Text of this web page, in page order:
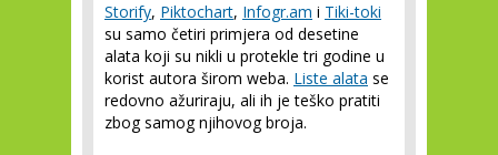
Storify, Piktochart, Infogr.am i Tiki-toki
su samo četiri primjera od desetine
alata koji su nikli u protekle tri godine u
korist autora širom weba. Liste alata se
redovno ažuriraju, ali ih je teško pratiti
zbog samog njihovog broja.